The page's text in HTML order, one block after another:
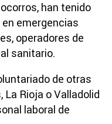
han tenido
emergencias
operadores de
sanitario.
de otras
La Rioja o Valladolid
laboral de